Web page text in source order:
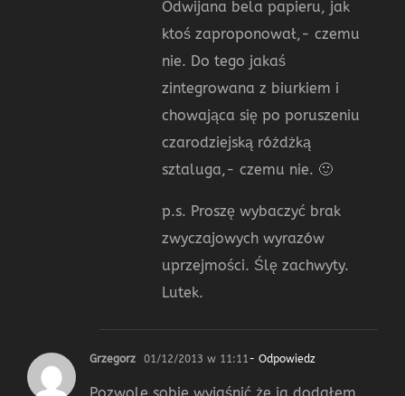
Odwijana bela papieru, jak
ktoś zaproponował,- czemu
nie. Do tego jakaś
zintegrowana z biurkiem i
chowająca się po poruszeniu
czarodziejską różdżką
sztaluga,- czemu nie. 🙂
p.s. Proszę wybaczyć brak
zwyczajowych wyrazów
uprzejmości. Ślę zachwyty.
Lutek.
Grzegorz 01/12/2013 w 11:11- Odpowiedz